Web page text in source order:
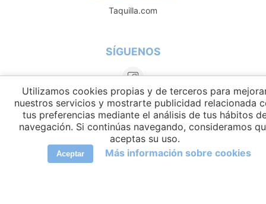
Taquilla.com
SÍGUENOS
Utilizamos cookies propias y de terceros para
nuestros servicios y mostrarte publicidad relacionada
tus preferencias mediante el análisis de tus hábitos
navegación. Si continúas navegando, consideramos
aceptas su uso.
Aceptar Más información sobre cookies